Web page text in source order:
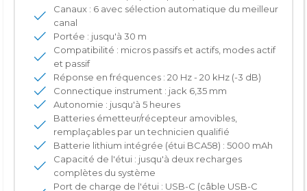
Canaux : 6 avec sélection automatique du meilleur
canal
Portée : jusqu'à 30 m
Compatibilité : micros passifs et actifs, modes actif
et passif
Réponse en fréquences : 20 Hz - 20 kHz (-3 dB)
Connectique instrument : jack 6,35 mm
Autonomie : jusqu'à 5 heures
Batteries émetteur/récepteur amovibles,
remplaçables par un technicien qualifié
Batterie lithium intégrée (étui BCA58) : 5000 mAh
Capacité de l'étui : jusqu'à deux recharges
complètes du système
Port de charge de l'étui : USB-C (câble USB-C